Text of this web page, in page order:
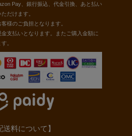
Pay、銀行振込、代金引換、あと払い
だけます。
様のご負担となります。
支払いとなります。またご購入金額に
。
送料について】